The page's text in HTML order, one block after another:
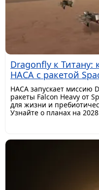
Dragonfly к Титану:
НАСА с ракетой
НАСА запускает миссию
ракеты Falcon Heavy от
для жизни и
Узнайте о планах на 2028